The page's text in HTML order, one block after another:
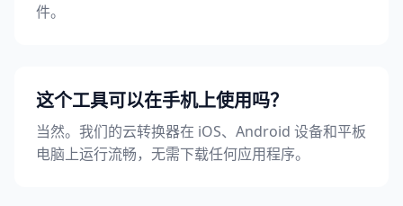
件。
这个工具可以在手机上使用吗？
当然。我们的云转换器在 iOS、Android 设备和平板
电脑上运行流畅，无需下载任何应用程序。